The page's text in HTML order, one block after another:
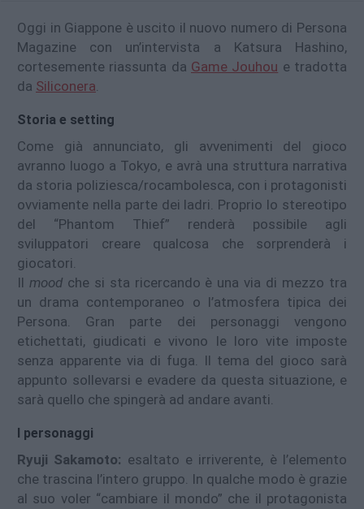
Oggi in Giappone è uscito il nuovo numero di Persona
Magazine con un’intervista a Katsura Hashino,
cortesemente riassunta da Game Jouhou e tradotta
da Siliconera.
Storia e setting
Come già annunciato, gli avvenimenti del gioco
avranno luogo a Tokyo, e avrà una struttura narrativa
da storia poliziesca/rocambolesca, con i protagonisti
ovviamente nella parte dei ladri. Proprio lo stereotipo
del “Phantom Thief” renderà possibile agli
sviluppatori creare qualcosa che sorprenderà i
giocatori.
Il moodche si sta ricercando è una via di mezzo tra
un drama contemporaneo o l’atmosfera tipica dei
Persona. Gran parte dei personaggi vengono
etichettati, giudicati e vivono le loro vite imposte
senza apparente via di fuga. Il tema del gioco sarà
appunto sollevarsi e evadere da questa situazione, e
sarà quello che spingerà ad andare avanti.
I personaggi
Ryuji Sakamoto: esaltato e irriverente, è l’elemento
che trascina l’intero gruppo. In qualche modo è grazie
al suo voler “cambiare il mondo” che il protagonista